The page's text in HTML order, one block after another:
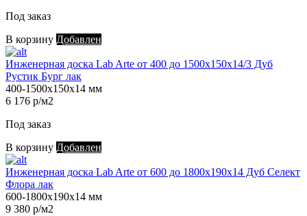
Под заказ
В корзину Добавлен
Инженерная доска Lab Arte от 400 до 1500х150х14/3 Дуб
Рустик Бург лак
400-1500х150х14 мм
6 176 р/м2
Под заказ
В корзину Добавлен
Инженерная доска Lab Arte от 600 до 1800х190х14 Дуб Селект
Флора лак
600-1800х190х14 мм
9 380 р/м2